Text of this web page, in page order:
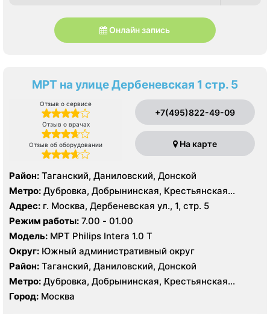
Онлайн запись
МРТ на улице Дербеневская 1 стр. 5
Отзыв о сервисе
Отзыв о врачах
Отзыв об оборудовании
+7(495)822-49-09
На карте
Район: Таганский, Даниловский, Донской
Метро: Дубровка, Добрынинская, Крестьянская
застава, Новокузнецкая, Октябрьская, Павелецкая,
Полянка, Пролетарская, Серпуховская,
Третьяковская, Тульская
Адрес: г. Москва, Дербеневская ул., 1, стр. 5
Режим работы: 7.00 - 01.00
Модель: МРТ Philips Intera 1.0 Т
Округ: Южный административный округ
Район: Таганский, Даниловский, Донской
Метро: Дубровка, Добрынинская, Крестьянская
застава, Новокузнецкая, Октябрьская, Павелецкая,
Полянка, Пролетарская, Серпуховская,
Город: Москва